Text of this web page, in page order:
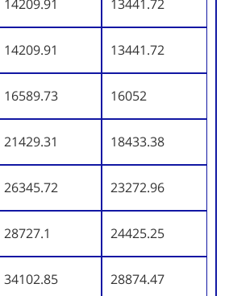
14209.91 13441.72
14209.91 13441.72
16589.73 16052
21429.31 18433.38
26345.72 23272.96
28727.1 24425.25
34102.85 28874.47